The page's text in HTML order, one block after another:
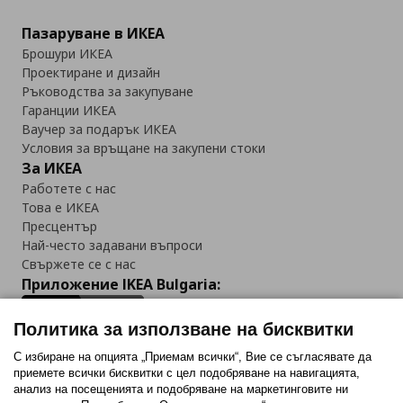
Пазаруване в ИКЕА
Брошури ИКЕА
Проектиране и дизайн
Ръководства за закупуване
Гаранции ИКЕА
Ваучер за подарък ИКЕА
Условия за връщане на закупени стоки
За ИКЕА
Работете с нас
Това е ИКЕА
Пресцентър
Най-често задавани въпроси
Свържете се с нас
Приложение IKEA Bulgaria:
Последвайте ни:
Политика за използване на бисквитки
С избиране на опцията „Приемам всички“, Вие се съгласявате да
приемете всички бисквитки с цел подобряване на навигацията,
анализ на посещенията и подобряване на маркетинговите ни